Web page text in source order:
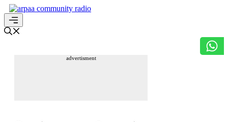
Skip
to
content
Menu
advertisment